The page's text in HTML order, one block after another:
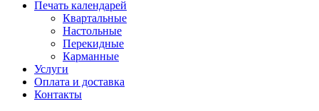
Печать календарей
Квартальные
Настольные
Перекидные
Карманные
Услуги
Оплата и доставка
Контакты